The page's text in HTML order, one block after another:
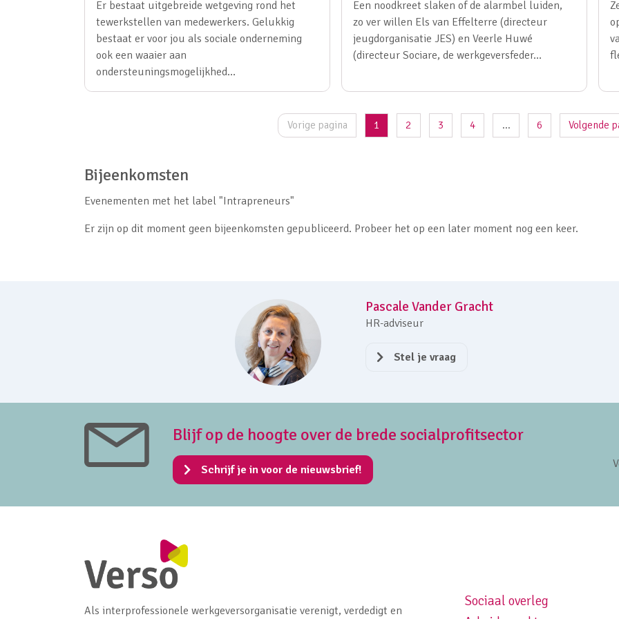
Er bestaat uitgebreide wetgeving rond het
tewerkstellen van medewerkers. Gelukkig
bestaat er voor jou als sociale onderneming
ook een waaier aan
ondersteuningsmogelijkhed…
Een noodkreet slaken of de alarmbel luiden,
zo ver willen Els van Effelterre (directeur
jeugdorganisatie JES) en Veerle Huwé
(directeur Sociare, de werkgeversfeder…
Vorige pagina 1 2 3 4 ... 6 Volgende
Bijeenkomsten
Evenementen met het label "Intrapreneurs"
Er zijn op dit moment geen bijeenkomsten gepubliceerd. Probeer het op een later moment nog een keer.
Pascale Vander Gracht
HR-adviseur
Stel je vraag
Blijf op de hoogte over de brede socialprofitsector
Schrijf je in voor de nieuwsbrief!
Als interprofessionele werkgeversorganisatie verenigt, verdedigt en Footer navigation left
Sociaal overleg